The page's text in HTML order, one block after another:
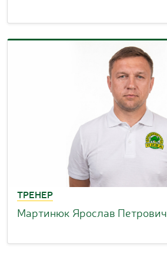
ТРЕНЕР
Мартинюк Ярослав Петрович